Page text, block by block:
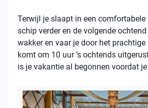
Terwijl je slaapt in een comfortabele
schip verder en de volgende
wakker en vaar je door het
komt om 10 uur ’s ochtends
is je vakantie al begonnen voordat je